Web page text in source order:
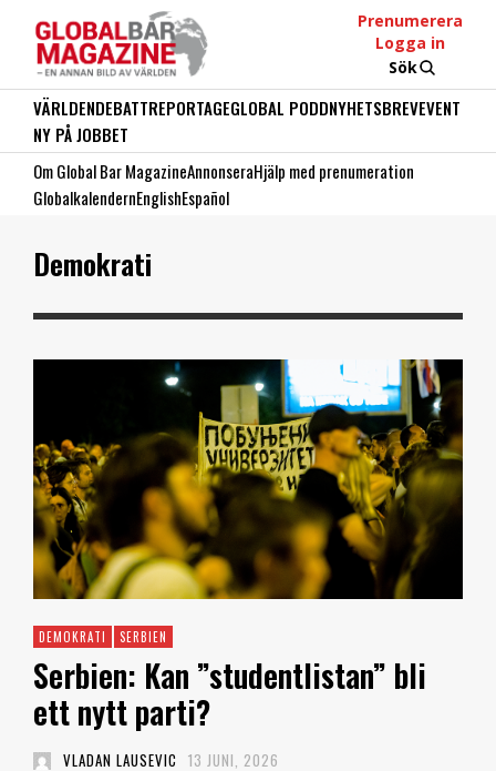
Prenumerera
Logga in
Sök
VÄRLDENDEBATTREPORTAGEGLOBAL PODDNYHETSBREVEVENT
NY PÅ JOBBET
Om Global Bar MagazineAnnonseraHjälp med prenumeration
GlobalkalendernEnglishEspañol
Demokrati
DEMOKRATI SERBIEN
Serbien: Kan ”studentlistan” bli
ett nytt parti?
VLADAN LAUSEVIC 13 JUNI, 2026